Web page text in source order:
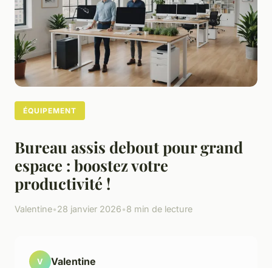
ÉQUIPEMENT
Bureau assis debout pour grand
espace : boostez votre
productivité !
Valentine•28 janvier 2026•8 min de lecture
V Valentine